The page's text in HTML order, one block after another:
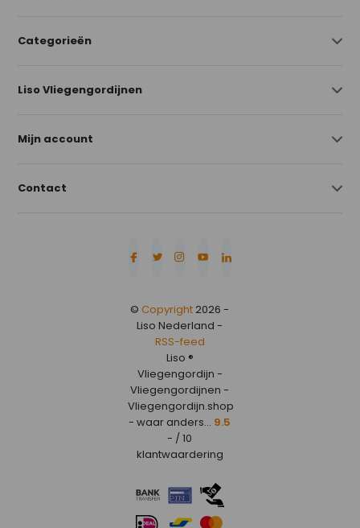
Categorieën
Liso Vliegengordijnen
Mijn account
Contact
© Copyright 2026 -
Liso Nederland -
RSS-feed
Liso ®
Vliegengordijn -
Vliegengordijnen -
Vliegengordijn.shop
- waar anders... 9.5
- / 10
klantwaardering